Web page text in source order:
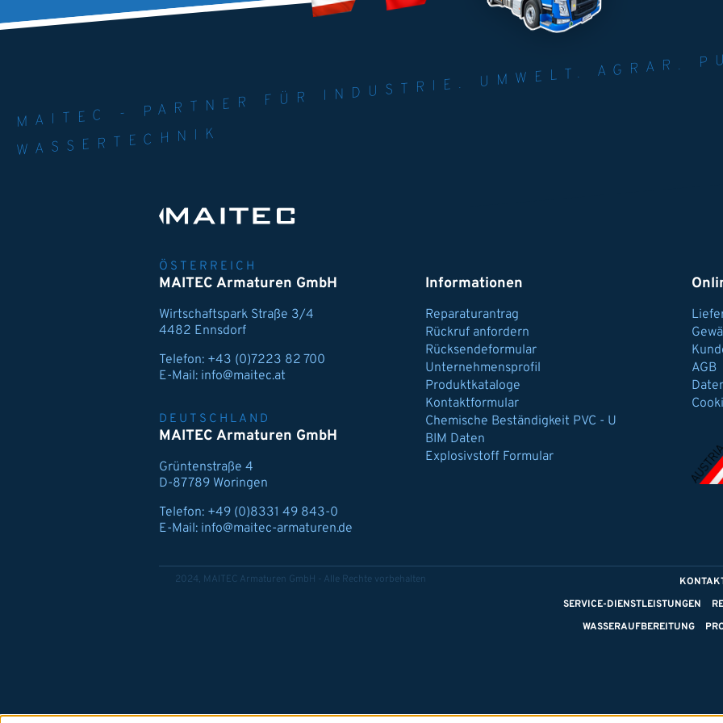
MAITEC - PARTNER FÜR
WELT. AGRAR.
MPEN
WASSERTECHNIK
ÖSTERREICH
MAITEC Armaturen GmbH
Wirtschaftspark Straße 3/4
4482 Ennsdorf
Telefon: +43 (0)7223 82 700
E-Mail: info@maitec.at
DEUTSCHLAND
MAITEC Armaturen GmbH
Grüntenstraße 4
D-87789 Woringen
Telefon: +49 (0)8331 49 843-0
E-Mail: info@maitec-armaturen.de
Informationen
Reparaturantrag
Rückruf anfordern
Rücksendeformular
Unternehmensprofil
Produktkataloge
Kontaktformular
Chemische Beständigkeit PVC - U
BIM Daten
Explosivstoff Formular
AGB
2024, MAITEC Armaturen GmbH - Alle Rechte vorbehalten
SERVICE-DIENSTLEISTUNGEN
WASSERAUFBEREITUNG